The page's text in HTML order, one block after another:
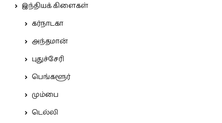
இந்தியக் கிளைகள்
கர்நாடகா
அந்தமான்
புதுச்சேரி
பெங்களூர்
மும்பை
டெல்லி